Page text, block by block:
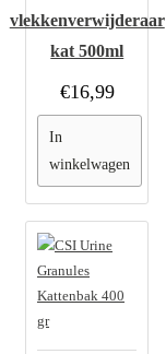
vlekkenverwijderaar
kat 500ml
€16,99
In
winkelwagen